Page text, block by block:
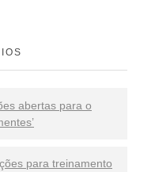
abertas para o
para treinamento